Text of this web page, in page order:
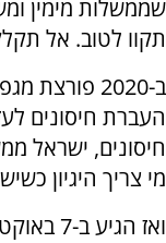
שממשלות מימין
תקוו לטוב. אל
ב-2020
העברת חיסונים
חיסונים, ישראל
מי צריך היגיון
ואז הגיע ב-7 באוקטובר.